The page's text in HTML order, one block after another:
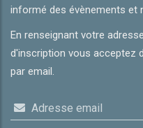
informé des évènements et
En renseignant votre
d'inscription vous acceptez
par email.
Adresse email